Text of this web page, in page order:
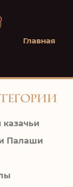
Главная
Палаши